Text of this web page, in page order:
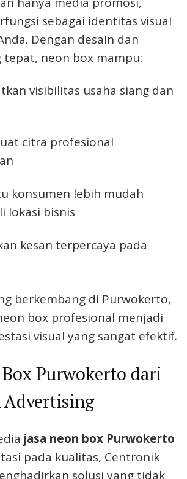
sebagai identitas visual
Dengan desain dan
tepat, neon box mampu:
visibilitas usaha siang dan
citra profesional
konsumen lebih mudah
lokasi bisnis
kesan terpercaya pada
berkembang di Purwokerto,
box profesional menjadi
visual yang sangat efektif.
Box Purwokerto dari
jasa neon box Purwokerto
pada kualitas, Centronik
solusi yang tidak